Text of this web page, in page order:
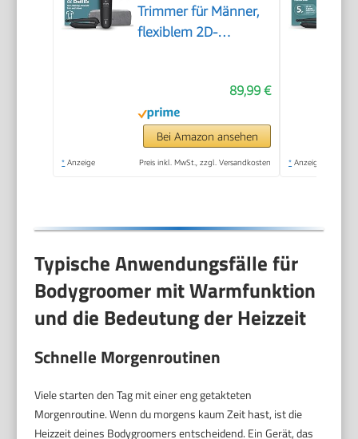
Trimmer für Männer,
flexiblem 2D-
Scherköpfe, Nutzung
im Intimbereich,
100% duschfest, 120
89,99 €
Bei Amazon ansehen
* Anzeige Preis inkl. MwSt., zzgl. Versandkosten * Anzeige
Typische Anwendungsfälle für
Bodygroomer mit Warmfunktion
und die Bedeutung der Heizzeit
Schnelle Morgenroutinen
Viele starten den Tag mit einer eng getakteten
Morgenroutine. Wenn du morgens kaum Zeit hast, ist die
Heizzeit deines Bodygroomers entscheidend. Ein Gerät, das